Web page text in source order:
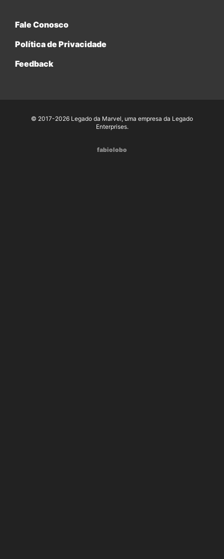
Fale Conosco
Política de Privacidade
Feedback
© 2017-2026 Legado da Marvel, uma empresa da Legado
Enterprises.
fabiolobo